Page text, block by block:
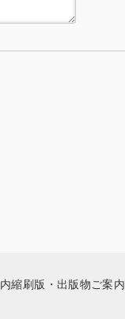
縮刷版・出版物ご案内